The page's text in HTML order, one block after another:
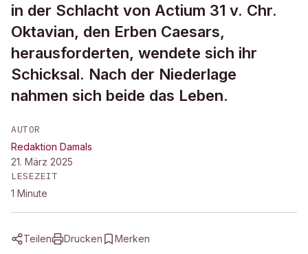
in der Schlacht von Actium 31 v. Chr.
Oktavian, den Erben Caesars,
herausforderten, wendete sich ihr
Schicksal. Nach der Niederlage
nahmen sich beide das Leben.
AUTOR
Redaktion Damals
21. März 2025
LESEZEIT
1 Minute
Teilen Drucken Merken